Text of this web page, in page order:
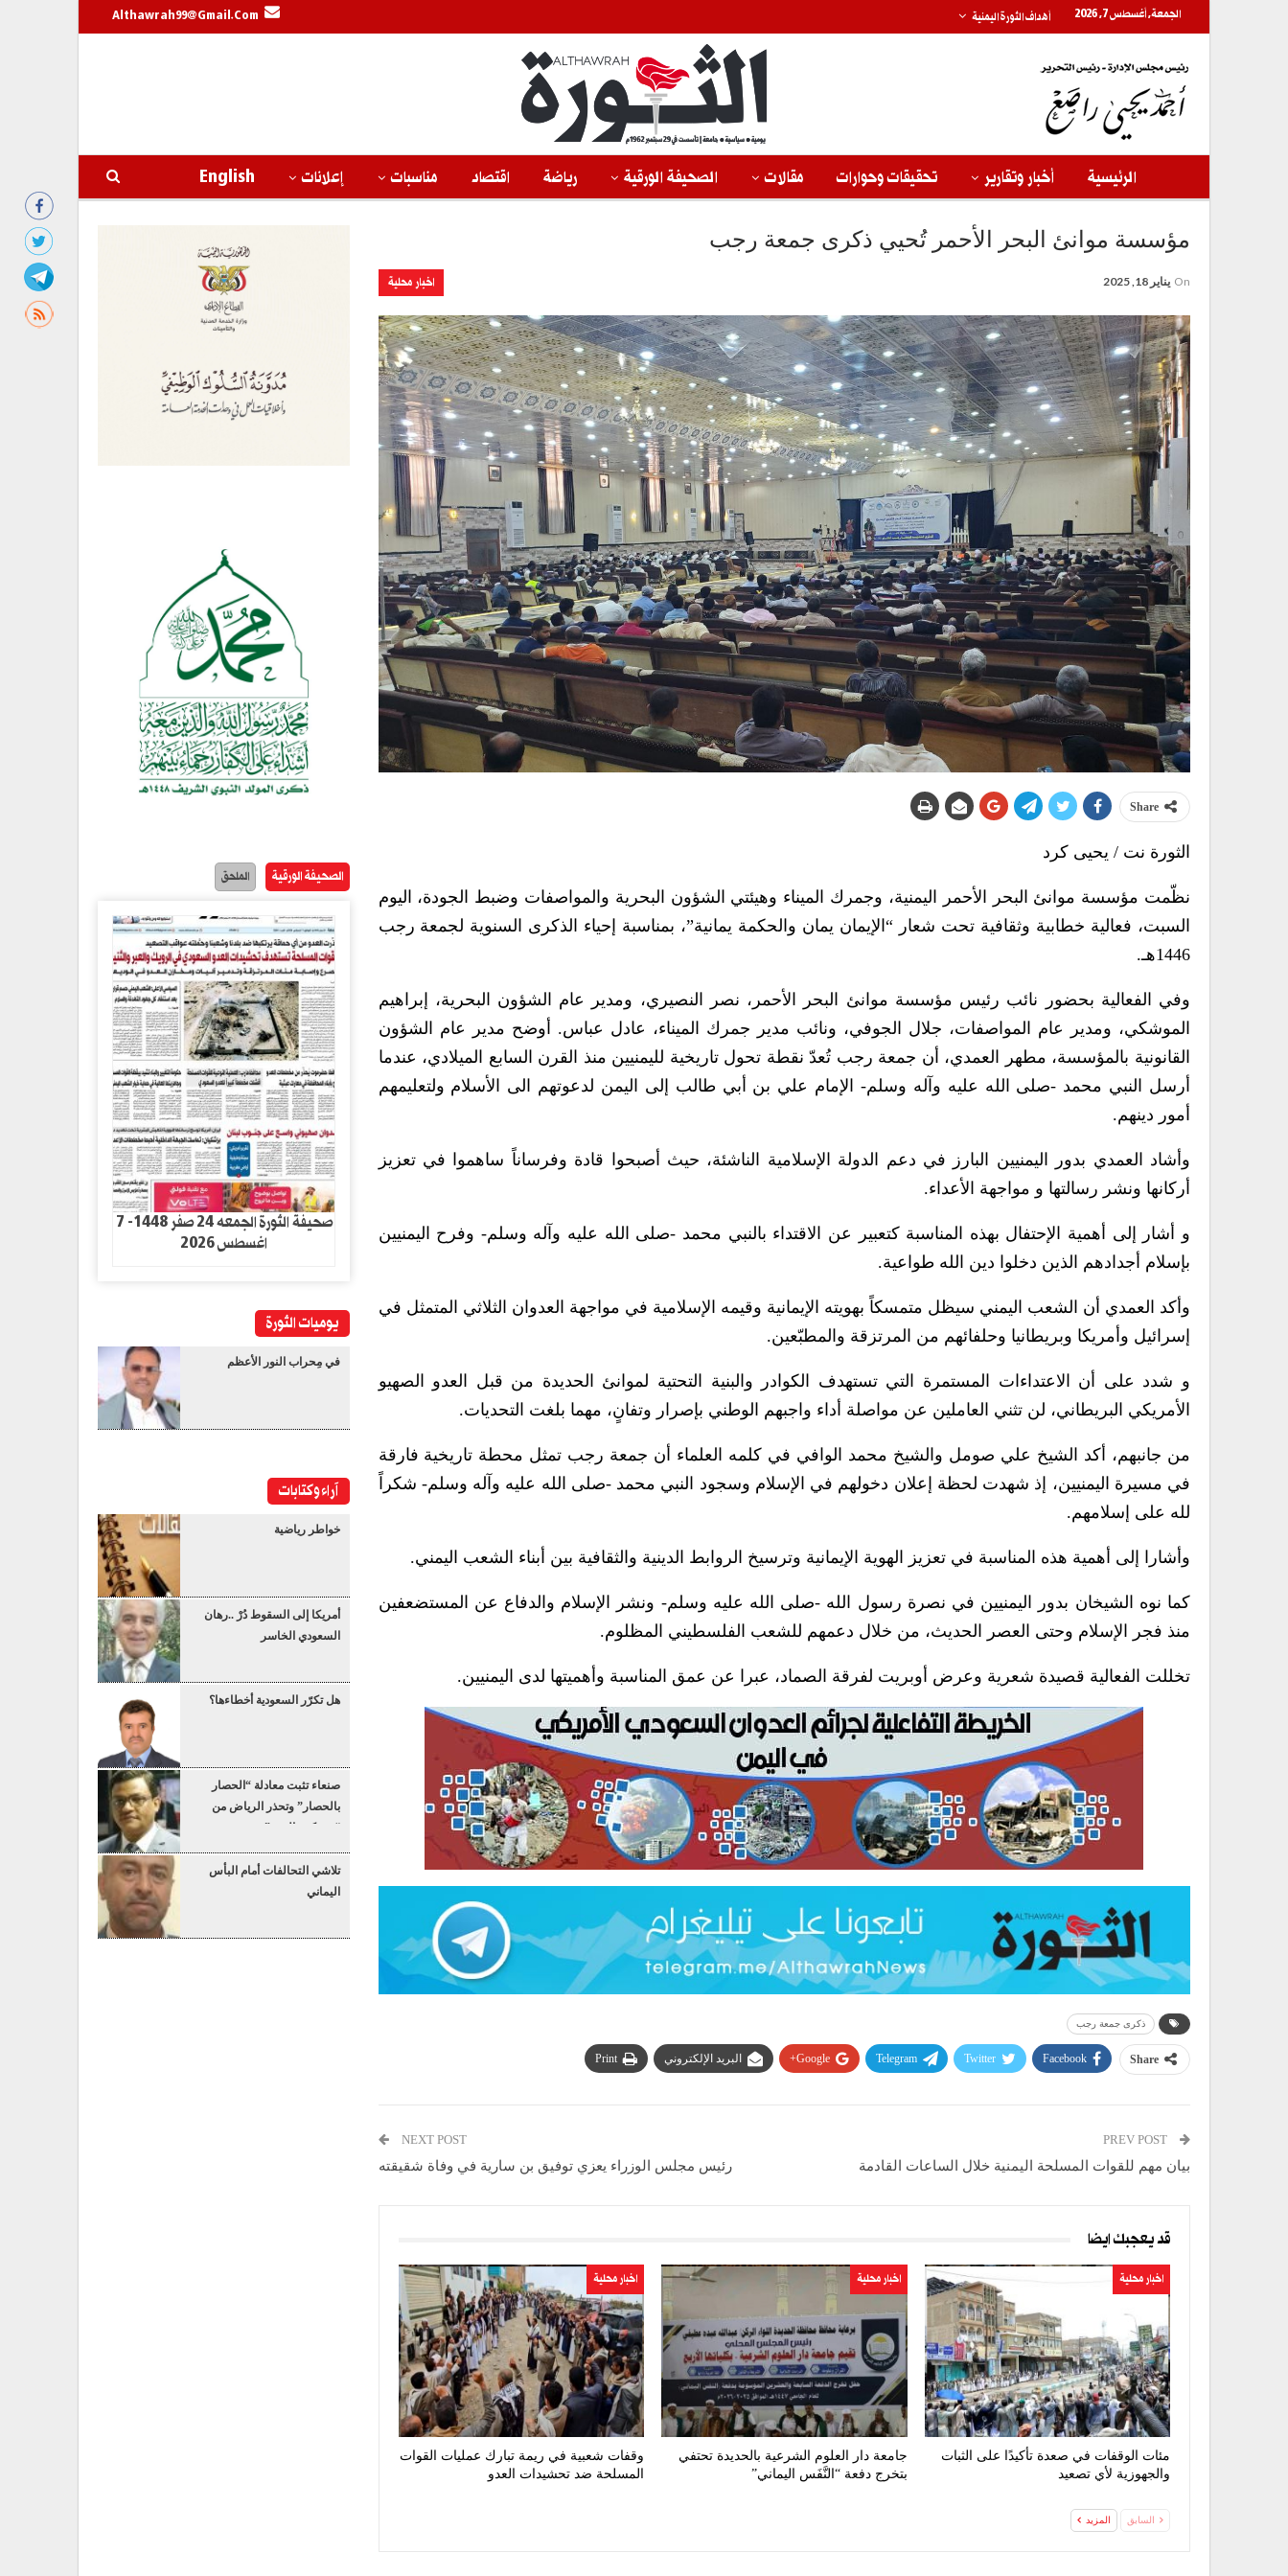
الجمعة, أغسطس 7, 2026 أهداف الثورة اليمنية Althawrah99@gmail.com
الرئيسية أخبار وتقارير تحقيقات وحوارات مقالات الصحيفة الورقية رياضة اقتصاد مناسبات إعلانات English
مؤسسة موانئ البحر الأحمر تُحيي ذكرى جمعة رجب
اخبار محلية On يناير 18, 2025
Share
الثورة نت / يحيى كرد
نظّمت مؤسسة موانئ البحر الأحمر اليمنية، وجمرك الميناء وهيئتي الشؤون البحرية والمواصفات وضبط الجودة، اليوم
السبت، فعالية خطابية وثقافية تحت شعار “الإيمان يمان والحكمة يمانية”، بمناسبة إحياء الذكرى السنوية لجمعة رجب
1446هـ.
وفي الفعالية بحضور نائب رئيس مؤسسة موانئ البحر الأحمر، نصر النصيري، ومدير عام الشؤون البحرية، إبراهيم
الموشكي، ومدير عام المواصفات، جلال الجوفي، ونائب مدير جمرك الميناء، عادل عباس. أوضح مدير عام الشؤون
القانونية بالمؤسسة، مطهر العمدي، أن جمعة رجب تُعدّ نقطة تحول تاريخية لليمنيين منذ القرن السابع الميلادي، عندما
أرسل النبي محمد -صلى الله عليه وآله وسلم- الإمام علي بن أبي طالب إلى اليمن لدعوتهم الى الأسلام ولتعليمهم
أمور دينهم.
وأشاد العمدي بدور اليمنيين البارز في دعم الدولة الإسلامية الناشئة، حيث أصبحوا قادة وفرساناً ساهموا في تعزيز
أركانها ونشر رسالتها و مواجهة الأعداء.
و أشار إلى أهمية الإحتفال بهذه المناسبة كتعبير عن الاقتداء بالنبي محمد -صلى الله عليه وآله وسلم- وفرح اليمنيين
بإسلام أجدادهم الذين دخلوا دين الله طواعية.
وأكد العمدي أن الشعب اليمني سيظل متمسكاً بهويته الإيمانية وقيمه الإسلامية في مواجهة العدوان الثلاثي المتمثل في
إسرائيل وأمريكا وبريطانيا وحلفائهم من المرتزقة والمطبّعين.
و شدد على أن الاعتداءات المستمرة التي تستهدف الكوادر والبنية التحتية لموانئ الحديدة من قبل العدو الصهيو
الأمريكي البريطاني، لن تثني العاملين عن مواصلة أداء واجبهم الوطني بإصرار وتفانٍ، مهما بلغت التحديات.
من جانبهم، أكد الشيخ علي صومل والشيخ محمد الوافي في كلمه العلماء أن جمعة رجب تمثل محطة تاريخية فارقة
في مسيرة اليمنيين، إذ شهدت لحظة إعلان دخولهم في الإسلام وسجود النبي محمد -صلى الله عليه وآله وسلم- شكراً
لله على إسلامهم.
وأشارا إلى أهمية هذه المناسبة في تعزيز الهوية الإيمانية وترسيخ الروابط الدينية والثقافية بين أبناء الشعب اليمني.
كما نوه الشيخان بدور اليمنيين في نصرة رسول الله -صلى الله عليه وسلم- ونشر الإسلام والدفاع عن المستضعفين
منذ فجر الإسلام وحتى العصر الحديث، من خلال دعمهم للشعب الفلسطيني المظلوم.
تخللت الفعالية قصيدة شعرية وعرض أوبريت لفرقة الصماد، عبرا عن عمق المناسبة وأهميتها لدى اليمنيين.
ذكرى جمعة رجب
Share
Facebook
Twitter
Telegram
Google+ البريد الإلكتروني Print
بيان مهم للقوات المسلحة اليمنية خلال الساعات القادمة
NEXT POST
رئيس مجلس الوزراء يعزي توفيق بن سارية في وفاة شقيقته
قد يعجبك ايضا
اخبار محلية
مئات الوقفات في صعدة تأكيدًا على الثبات
والجهوزية لأي تصعيد
اخبار محلية
جامعة دار العلوم الشرعية بالحديدة تحتفي
بتخرج دفعة “النَّفَس اليماني”
اخبار محلية
وقفات شعبية في ريمة تبارك عمليات القوات
المسلحة ضد تحشيدات العدو
السابق المزيد
الصحيفة الورقية الملحق
صحيفة الثورة الجمعه 24 صفر 1448- 7
اغسطس 2026
يوميات الثورة
في مِحراب النور الأعظم
آراء وكتابات
خواطر رياضية
أمريكا إلى السقوط دُرْ ..رهان
السعودي الخاسر
هل تكرّر السعودية أخطاءها؟
صنعاء تثبت معادلة “الحصار
بالحصار” وتحذر الرياض من
“عسكرة البحر”
تلاشي التحالفات أمام البأس
اليماني